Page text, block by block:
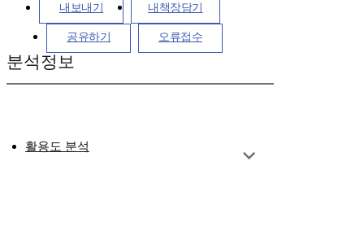
내보내기 내책장담기
공유하기 오류접수
분석정보
활용도 분석